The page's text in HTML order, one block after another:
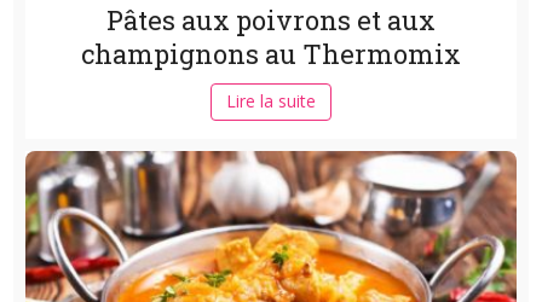
Pâtes aux poivrons et aux
champignons au Thermomix
Lire la suite